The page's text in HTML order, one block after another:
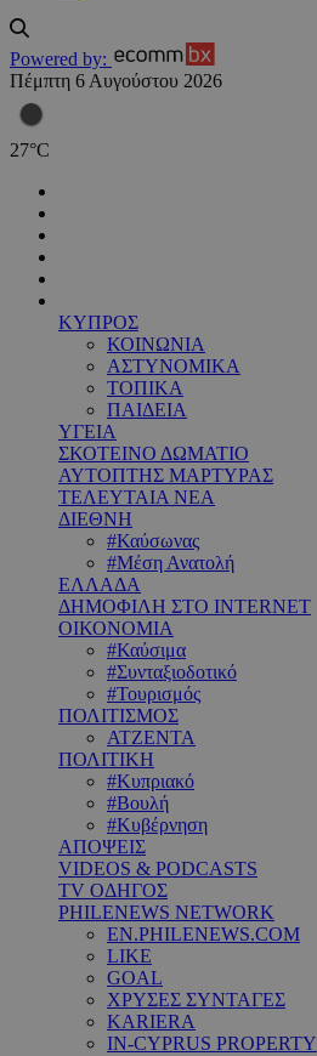
Powered by:
Πέμπτη 6 Αυγούστου 2026
27°C
ΚΥΠΡΟΣ
ΚΟΙΝΩΝΙΑ
ΑΣΤΥΝΟΜΙΚΑ
ΤΟΠΙΚΑ
ΠΑΙΔΕΙΑ
ΥΓΕΙΑ
ΣΚΟΤΕΙΝΟ ΔΩΜΑΤΙΟ
ΑΥΤΟΠΤΗΣ ΜΑΡΤΥΡΑΣ
ΤΕΛΕΥΤΑΙΑ ΝΕΑ
ΔΙΕΘΝΗ
#Καύσωνας
#Μέση Ανατολή
ΕΛΛΑΔΑ
ΔΗΜΟΦΙΛΗ ΣΤΟ INTERNET
ΟΙΚΟΝΟΜΙΑ
#Καύσιμα
#Συνταξιοδοτικό
#Τουρισμός
ΠΟΛΙΤΙΣΜΟΣ
ΑΤΖΕΝΤΑ
ΠΟΛΙΤΙΚΗ
#Κυπριακό
#Βουλή
#Κυβέρνηση
ΑΠΟΨΕΙΣ
VIDEOS & PODCASTS
TV ΟΔΗΓΟΣ
PHILENEWS NETWORK
EN.PHILENEWS.COM
LIKE
GOAL
ΧΡΥΣΕΣ ΣΥΝΤΑΓΕΣ
KARIERA
IN-CYPRUS PROPERTY